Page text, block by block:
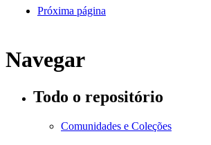
Próxima página
Navegar
Todo o repositório
Comunidades e Coleções